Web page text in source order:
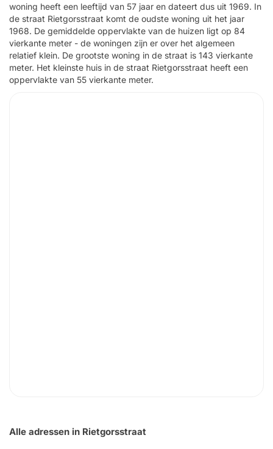
woning heeft een leeftijd van 57 jaar en dateert dus uit 1969. In
de straat Rietgorsstraat komt de oudste woning uit het jaar
1968. De gemiddelde oppervlakte van de huizen ligt op 84
vierkante meter - de woningen zijn er over het algemeen
relatief klein. De grootste woning in de straat is 143 vierkante
meter. Het kleinste huis in de straat Rietgorsstraat heeft een
oppervlakte van 55 vierkante meter.
Alle adressen in Rietgorsstraat